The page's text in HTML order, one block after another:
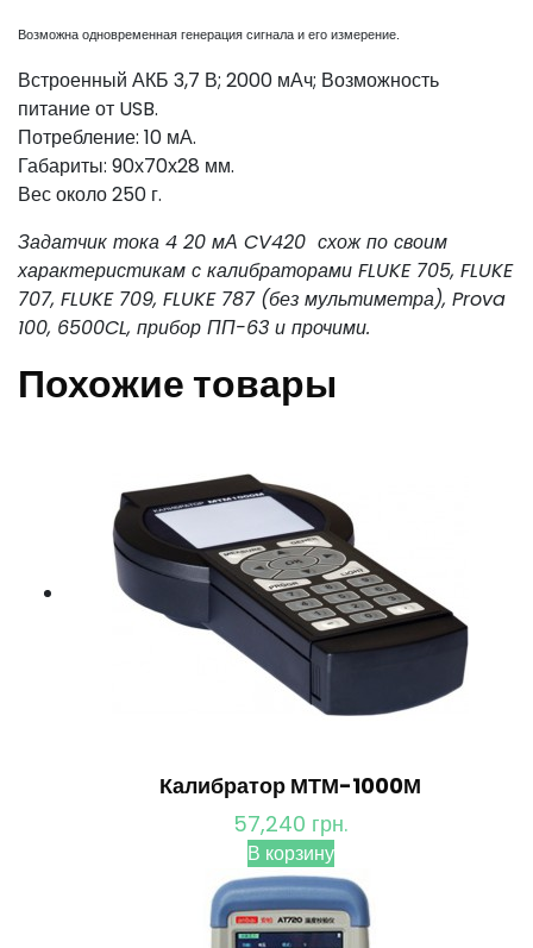
Возможна одновременная генерация сигнала и его измерение.
Встроенный АКБ 3,7 В; 2000 мАч; Возможность
питание от USB.
Потребление: 10 мА.
Габариты: 90х70х28 мм.
Вес около 250 г.
Задатчик тока 4 20 мА CV420 схож по своим
характеристикам с калибраторами FLUKE 705, FLUKE
707, FLUKE 709, FLUKE 787 (без мультиметра), Prova
100, 6500CL, прибор ПП-63 и прочими.
Похожие товары
Калибратор МТМ-1000М
57,240 грн.
В корзину